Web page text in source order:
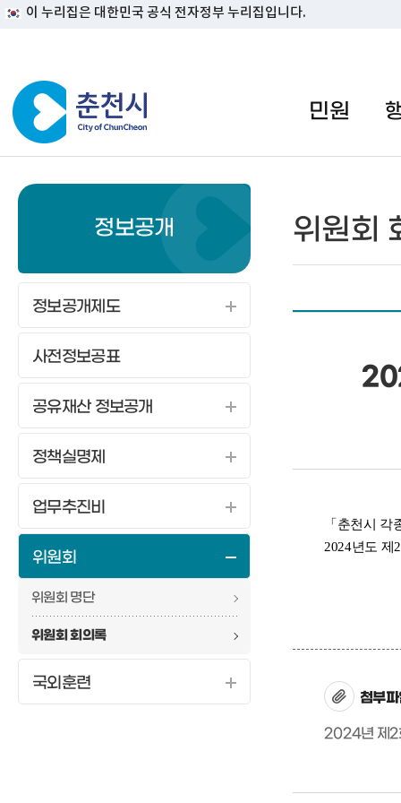
이 누리집은 대한민국 공식 전자정부 누리집입니다.
민원
정보공개
정보공개제도
사전정보공표
공유재산 정보공개
정책실명제
업무추진비
위원회
위원회 명단
위원회 회의록
국외훈련
위원회
「춘천시
2024년도 제
첨부
2024년 제2